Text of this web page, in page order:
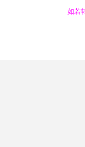
如若